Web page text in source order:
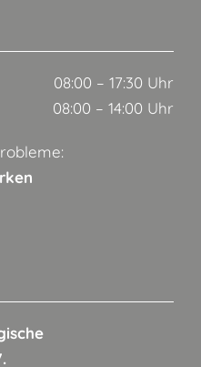
08:00 – 17:30 Uhr
08:00 – 14:00 Uhr